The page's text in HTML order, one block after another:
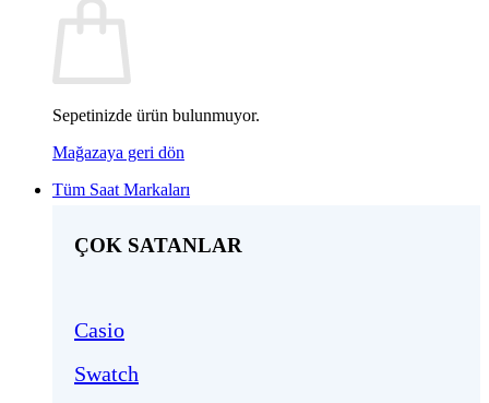
Sepetinizde ürün bulunmuyor.
Mağazaya geri dön
Tüm Saat Markaları
ÇOK SATANLAR
Casio
Swatch